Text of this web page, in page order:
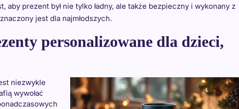
prezent był nie tylko ładny, ale także bezpieczny i wykonany z
jest dla najmłodszych.
personalizowane dla dzieci,
niezwykle
wywołać